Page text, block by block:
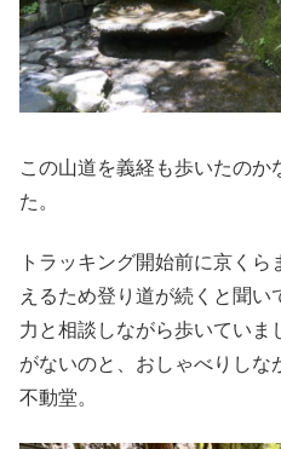
この山道を義経も歩いたのか
た。
トラッキング開始前に京く
えるため登り道が続くと聞
力と相談しながら歩いていま
がないのと、おしゃべりしな
不動堂。